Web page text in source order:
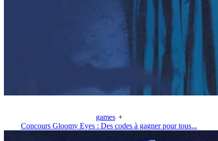
games +
Concours Gloomy Eyes : Des codes à gagner pour tous...